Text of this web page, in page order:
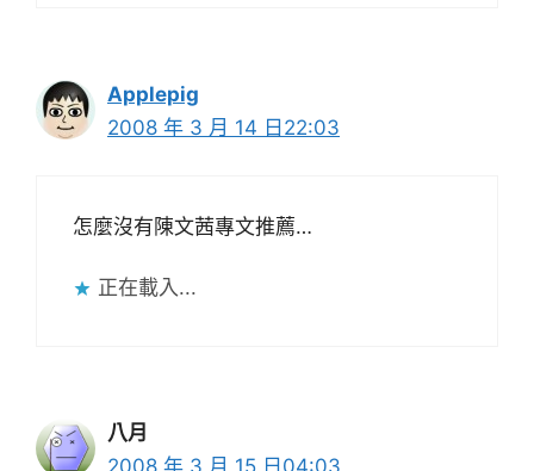
Applepig
2008 年 3 月 14 日22:03
怎麼沒有陳文茜專文推薦…
正在載入...
八月
2008 年 3 月 15 日04:03